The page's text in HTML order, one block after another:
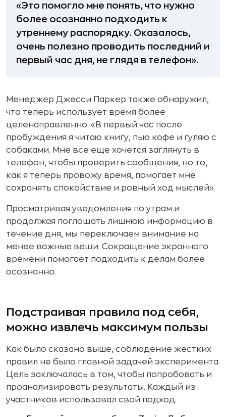
«Это помогло мне понять, что нужно
более осознанно подходить к
утреннему распорядку. Оказалось,
очень полезно проводить последний и
первый час дня, не глядя в телефон».
Менеджер Джесси Паркер также обнаружил,
что теперь использует время более
целенаправленно: «В первый час после
пробуждения я читаю книгу, пью кофе и гуляю с
собаками. Мне все еще хочется заглянуть в
телефон, чтобы проверить сообщения, но то,
как я теперь провожу время, помогает мне
сохранять спокойствие и ровный ход мыслей».
Просматривая уведомления по утрам и
продолжая поглощать лишнюю информацию в
течение дня, мы переключаем внимание на
менее важные вещи. Сокращение экранного
времени помогает подходить к делам более
осознанно.
Подстраивая правила под себя,
можно извлечь максимум пользы
Как было сказано выше, соблюдение жестких
правил не было главной задачей эксперимента.
Цель заключалась в том, чтобы попробовать и
проанализировать результаты. Каждый из
участников использовал свой подход.